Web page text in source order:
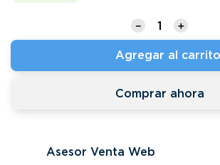
＋
－
Agregar al carrito
Comprar ahora
Asesor Venta Web